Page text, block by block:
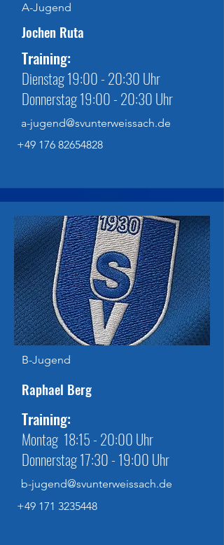
A-Jugend
Jochen Ruta
Training:
Dienstag 19:00 - 20:30 Uhr
Donnerstag 19:00 - 20:30 Uhr
a-jugend@svunterweissach.de
+49 176 82654828
B-Jugend
Raphael Berg
Training:
Montag 18:15 - 20:00 Uhr
Donnerstag 17:30 - 19:00 Uhr
b-jugend@svunterweissach.de
+49 171 3235448